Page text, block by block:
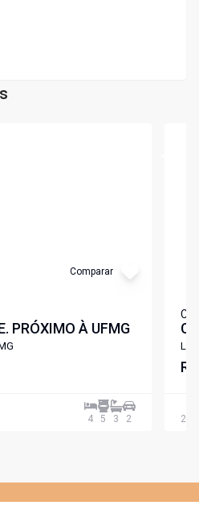
Comparar
PRÓXIMO À UFMG
4 5 3 2 282